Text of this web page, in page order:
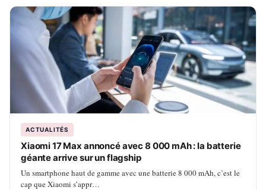
ACTUALITÉS
Xiaomi 17 Max annoncé avec 8 000 mAh : la batterie
géante arrive sur un flagship
Un smartphone haut de gamme avec une batterie 8 000 mAh, c’est le
cap que Xiaomi s’appr…